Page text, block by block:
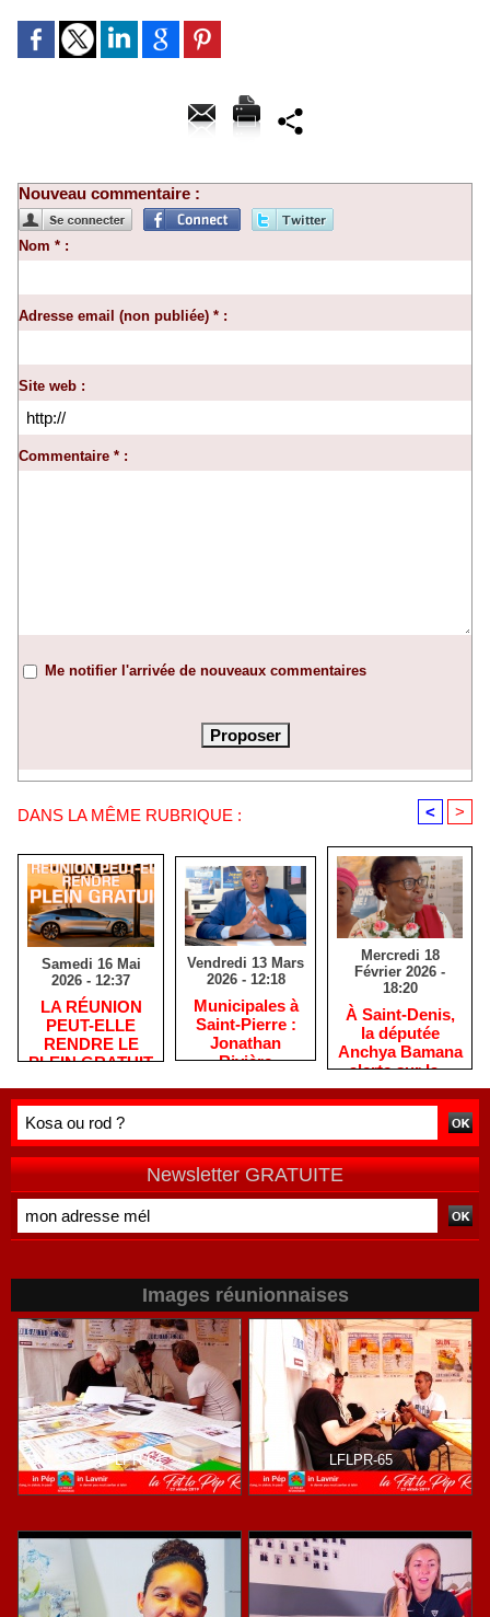
Nouveau commentaire :
Nom * :
Adresse email (non publiée) * :
Site web :
Commentaire * :
Me notifier l'arrivée de nouveaux commentaires
DANS LA MÊME RUBRIQUE : < >
Samedi 16 Mai
2026 - 12:37
​LA RÉUNION
PEUT-ELLE
RENDRE LE
PLEIN GRATUIT
Vendredi 13 Mars
2026 - 12:18
​Municipales à
Saint-Pierre :
Jonathan
Rivière
habitants après
de terrain
Mercredi 18
Février 2026 -
18:20
​À Saint-Denis,
la députée
Anchya Bamana
alerte sur la «
double peine »
vécue par
Newsletter GRATUITE
Images réunionnaises
LFLPR-64 LFLPR-65